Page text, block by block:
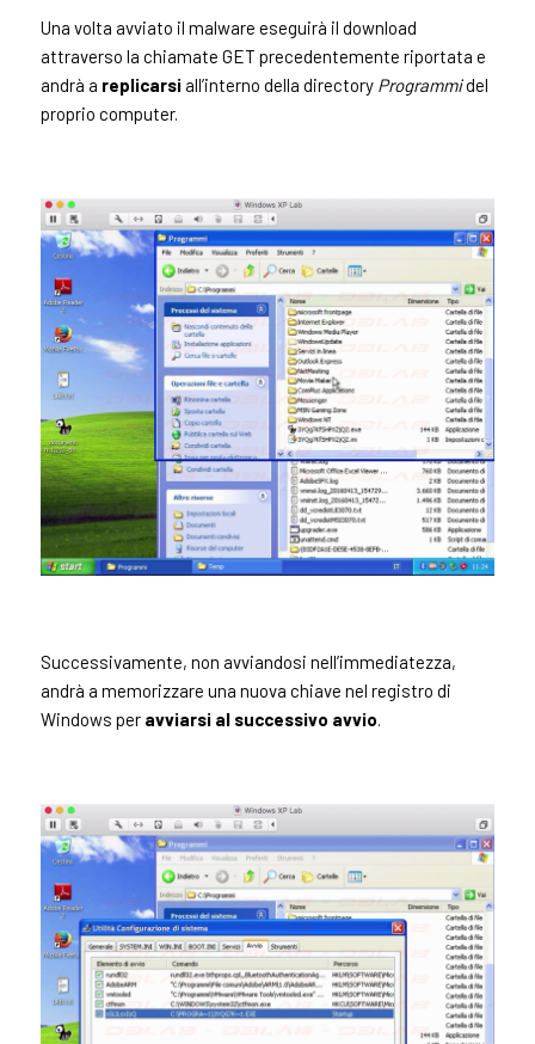
Una volta avviato il malware eseguirà il download
attraverso la chiamate GET precedentemente riportata e
andrà a replicarsiall’interno della directory Programmidel
proprio computer.
Successivamente, non avviandosi nell’immediatezza,
andrà a memorizzare una nuova chiave nel registro di
Windows peravviarsi al successivo avvio.